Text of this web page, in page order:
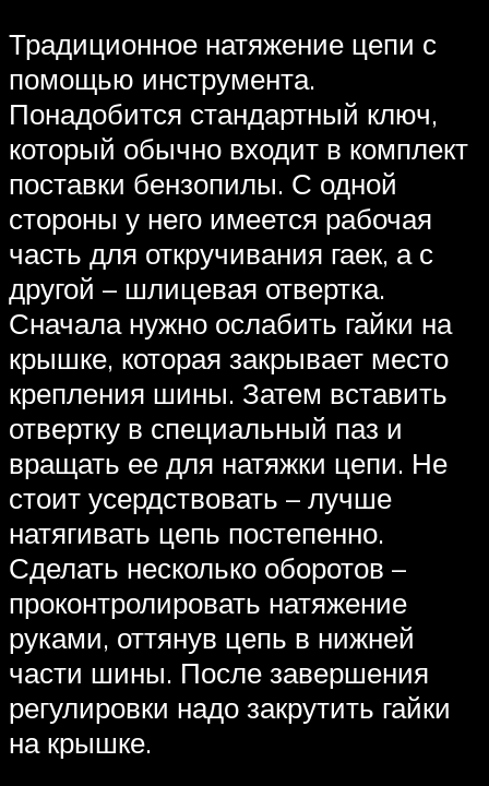
Традиционное натяжение цепи с
помощью инструмента.
Понадобится стандартный ключ,
который обычно входит в комплект
поставки бензопилы. С одной
стороны у него имеется рабочая
часть для откручивания гаек, а с
другой – шлицевая отвертка.
Сначала нужно ослабить гайки на
крышке, которая закрывает место
крепления шины. Затем вставить
отвертку в специальный паз и
вращать ее для натяжки цепи. Не
стоит усердствовать – лучше
натягивать цепь постепенно.
Сделать несколько оборотов –
проконтролировать натяжение
руками, оттянув цепь в нижней
части шины. После завершения
регулировки надо закрутить гайки
на крышке.